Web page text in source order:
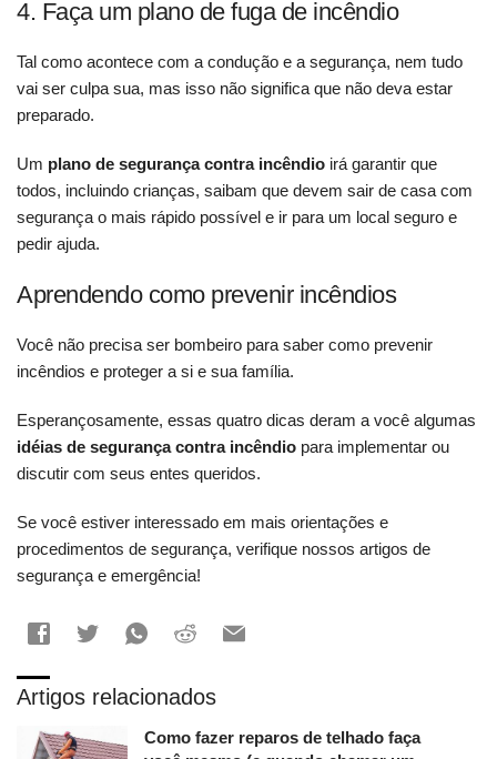
4. Faça um plano de fuga de incêndio
Tal como acontece com a condução e a segurança, nem tudo
vai ser culpa sua, mas isso não significa que não deva estar
preparado.
Um plano de segurança contra incêndio irá garantir que
todos, incluindo crianças, saibam que devem sair de casa com
segurança o mais rápido possível e ir para um local seguro e
pedir ajuda.
Aprendendo como prevenir incêndios
Você não precisa ser bombeiro para saber como prevenir
incêndios e proteger a si e sua família.
Esperançosamente, essas quatro dicas deram a você algumas
idéias de segurança contra incêndio para implementar ou
discutir com seus entes queridos.
Se você estiver interessado em mais orientações e
procedimentos de segurança, verifique nossos artigos de
segurança e emergência!
Artigos relacionados
Como fazer reparos de telhado faça